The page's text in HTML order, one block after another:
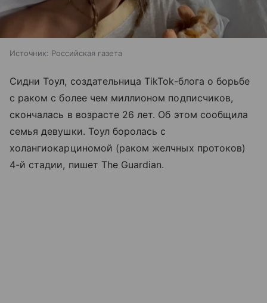
Источник: Российская газета
Сидни Тоул, создательница TikTok-блога о борьбе
с раком с более чем миллионом подписчиков,
скончалась в возрасте 26 лет. Об этом сообщила
семья девушки. Тоул боролась с
холангиокарциномой (раком желчных протоков)
4-й стадии, пишет The Guardian.